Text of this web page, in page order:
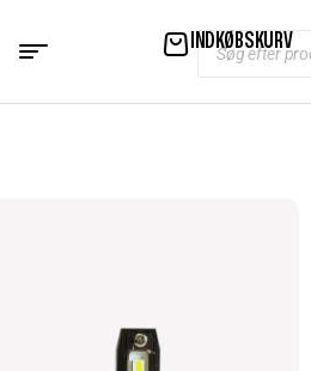
INDKØBSKURV